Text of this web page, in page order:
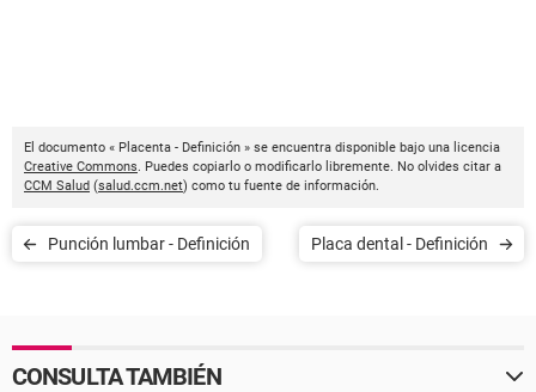
El documento « Placenta - Definición » se encuentra disponible bajo una licencia
Creative Commons. Puedes copiarlo o modificarlo libremente. No olvides citar a
CCM Salud (salud.ccm.net) como tu fuente de información.
Punción lumbar - Definición Placa dental - Definición
CONSULTA TAMBIÉN